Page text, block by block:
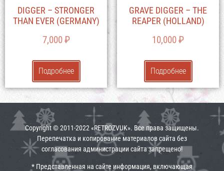
DIGGER – STRONGER
THAN EVER (GERMANY)
7,000₽
Подробнее
GRAVE DIGGER – THE
REAPER (HOLLAND)
10,000₽
Подробнее
Copyright © 2011-2022 «RETROZVUK». Все права защищены.
Перепечатка и копирование материалов сайта без
согласования администрации сайта запрещено!
* Представленная на сайте информация, включающая